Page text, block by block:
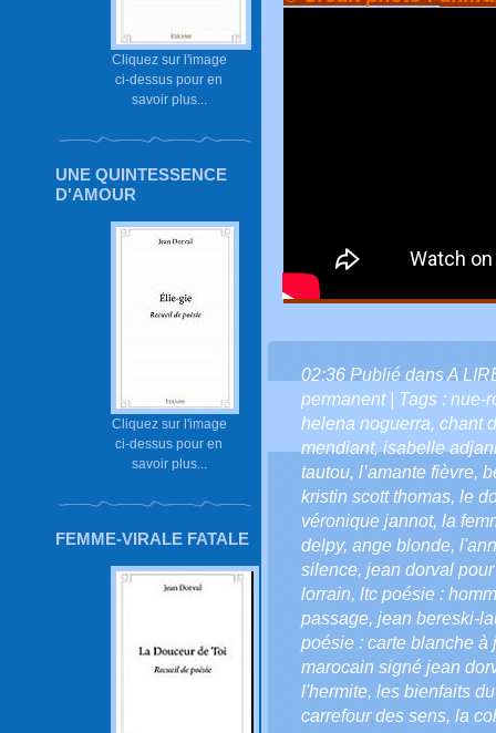
Cliquez sur l'image
ci-dessus pour en
savoir plus...
UNE QUINTESSENCE
D'AMOUR
Cliquez sur l'image
ci-dessus pour en
savoir plus...
FEMME-VIRALE FATALE
02:36 Publié dansA
permanent| Tags : nue-
helena noguerra, chant
mendiant,isabelle
tautou, l’amante fièvre,
kristin scott thomas, le
véronique jannot, la
delpy, ange blonde,
silence, jean dorval
lorrain, ltc poésie :
passage, jean bereski-
poésie : carte blanche à
marocain signé jean
l'hermite, les bienfaits
carrefour des sens, la